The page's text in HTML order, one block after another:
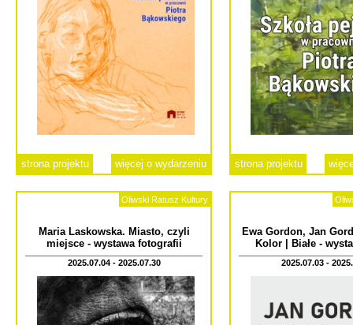
strona projektu więcej o wydarzeniu strona projektu
Oliwski Ratusz Kultury
Maria Laskowska. Miasto, czyli
miejsce - wystawa fotografii
2025.07.04 - 2025.07.30
Ewa Gordon, Jan
Kolor | Białe -
2025.07.03 -